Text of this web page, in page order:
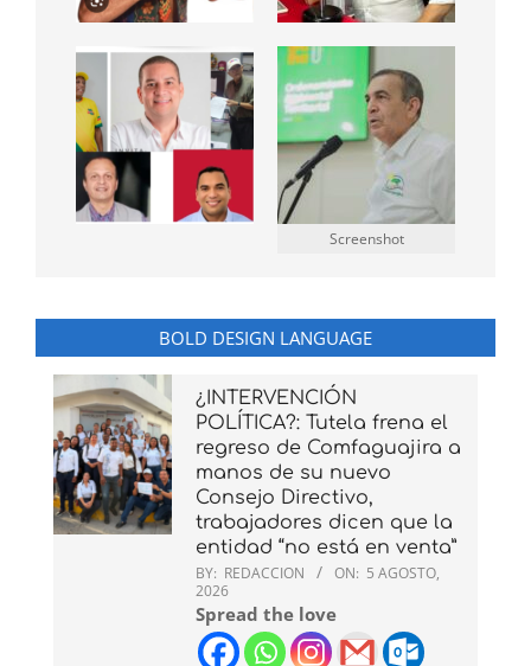
Screenshot
BOLD DESIGN LANGUAGE
¿INTERVENCIÓN
POLÍTICA?: Tutela frena el
regreso de Comfaguajira a
manos de su nuevo
Consejo Directivo,
trabajadores dicen que la
entidad “no está en venta”
BY: REDACCION ON: 5 AGOSTO,
2026
Spread the love